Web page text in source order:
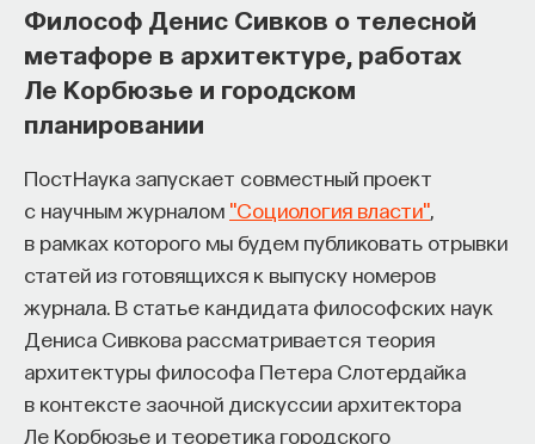
Философ Денис Сивков о телесной
метафоре в архитектуре, работах
Ле Корбюзье и городском
планировании
ПостНаука запускает совместный проект
с научным журналом "Социология власти"
в рамках которого мы будем публиковать отрывки
статей из готовящихся к выпуску номеров
журнала. В статье кандидата философских наук
Дениса Сивкова рассматривается теория
архитектуры философа Петера Слотердайка
в контексте заочной дискуссии архитектора
Ле Корбюзье и теоретика городского